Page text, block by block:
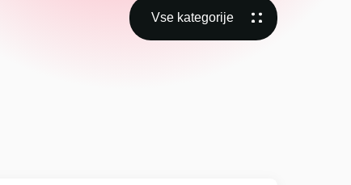
Vse kategorije